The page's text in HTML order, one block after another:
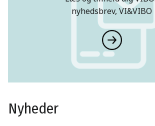
nyhedsbrev, VI&VIBO
Nyheder